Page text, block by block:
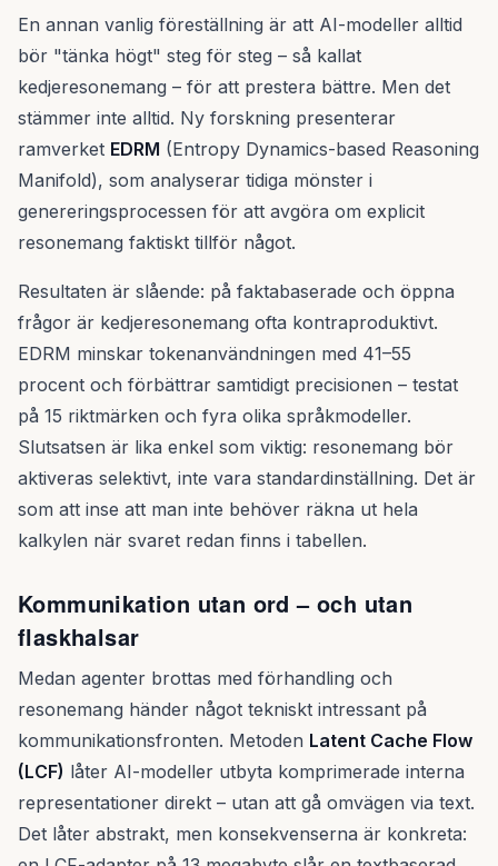
En annan vanlig föreställning är att AI-modeller alltid
bör "tänka högt" steg för steg – så kallat
kedjeresonemang – för att prestera bättre. Men det
stämmer inte alltid. Ny forskning presenterar
ramverket EDRM (Entropy Dynamics-based Reasoning
Manifold), som analyserar tidiga mönster i
genereringsprocessen för att avgöra om explicit
resonemang faktiskt tillför något.
Resultaten är slående: på faktabaserade och öppna
frågor är kedjeresonemang ofta kontraproduktivt.
EDRM minskar tokenanvändningen med 41–55
procent och förbättrar samtidigt precisionen – testat
på 15 riktmärken och fyra olika språkmodeller.
Slutsatsen är lika enkel som viktig: resonemang bör
aktiveras selektivt, inte vara standardinställning. Det är
som att inse att man inte behöver räkna ut hela
kalkylen när svaret redan finns i tabellen.
Kommunikation utan ord – och utan
flaskhalsar
Medan agenter brottas med förhandling och
resonemang händer något tekniskt intressant på
kommunikationsfronten. Metoden Latent Cache Flow
(LCF) låter AI-modeller utbyta komprimerade interna
representationer direkt – utan att gå omvägen via text.
Det låter abstrakt, men konsekvenserna är konkreta: